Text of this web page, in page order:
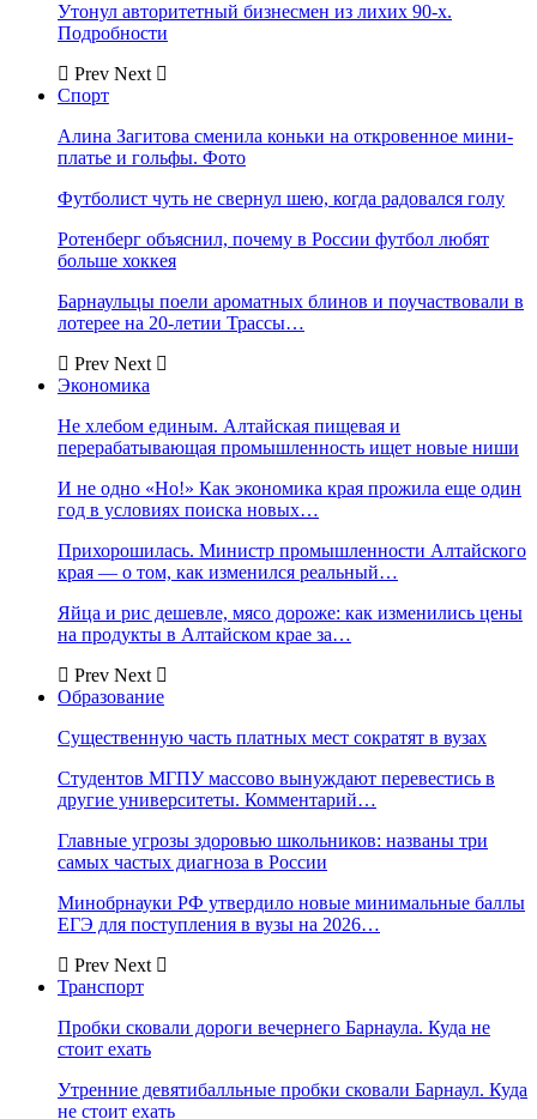
Утонул авторитетный бизнесмен из лихих 90-х.
Подробности
Prev Next
Спорт
Алина Загитова сменила коньки на откровенное мини-
платье и гольфы. Фото
Футболист чуть не свернул шею, когда радовался голу
Ротенберг объяснил, почему в России футбол любят
больше хоккея
Барнаульцы поели ароматных блинов и поучаствовали в
лотерее на 20-летии Трассы…
Prev Next
Экономика
Не хлебом единым. Алтайская пищевая и
перерабатывающая промышленность ищет новые ниши
И не одно «Но!» Как экономика края прожила еще один
год в условиях поиска новых…
Прихорошилась. Министр промышленности Алтайского
края — о том, как изменился реальный…
Яйца и рис дешевле, мясо дороже: как изменились цены
на продукты в Алтайском крае за…
Prev Next
Образование
Существенную часть платных мест сократят в вузах
Студентов МГПУ массово вынуждают перевестись в
другие университеты. Комментарий…
Главные угрозы здоровью школьников: названы три
самых частых диагноза в России
Минобрнауки РФ утвердило новые минимальные баллы
ЕГЭ для поступления в вузы на 2026…
Prev Next
Транспорт
Пробки сковали дороги вечернего Барнаула. Куда не
стоит ехать
Утренние девятибалльные пробки сковали Барнаул. Куда
не стоит ехать